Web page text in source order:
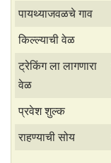
पायथ्याजवळचे गाव
किल्ल्याची वेळ
ट्रेकिंग ला लागणारा
वेळ
प्रवेश शुल्क
राहण्याची सोय